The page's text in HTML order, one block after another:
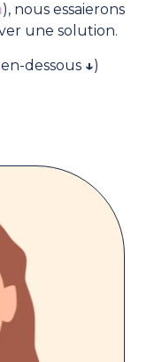
), nous essaierons
une solution.
dessous ↓)